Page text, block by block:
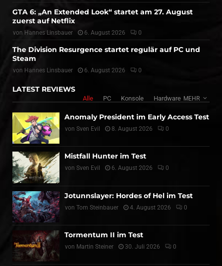
GTA 6: „An Extended Look“ startet am 27. August
zuerst auf Netflix
von Hannes Linsbauer 6. August 2026 0
The Division Resurgence startet regulär auf PC und
Steam
von Hannes Linsbauer 6. August 2026 0
LATEST REVIEWS
Alle PC Konsole Hardware MEHR
Anomaly President im Early Access Test
von Sven Evil 8. August 2026 0
Mistfall Hunter im Test
von Sven Evil 6. August 2026 0
Jotunnslayer: Hordes of Hel im Test
von Tom Steinbauer 4. August 2026 0
Tormentum II im Test
von Martin Steiner 30. Juli 2026 0